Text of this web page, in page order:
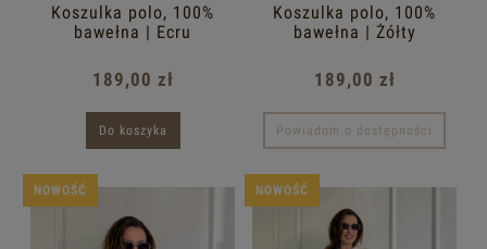
Koszulka polo, 100%
bawełna | Ecru
189,00 zł
Do koszyka
Koszulka polo, 100%
bawełna | Żółty
189,00 zł
Powiadom o dostępności
NOWOŚĆ NOWOŚĆ